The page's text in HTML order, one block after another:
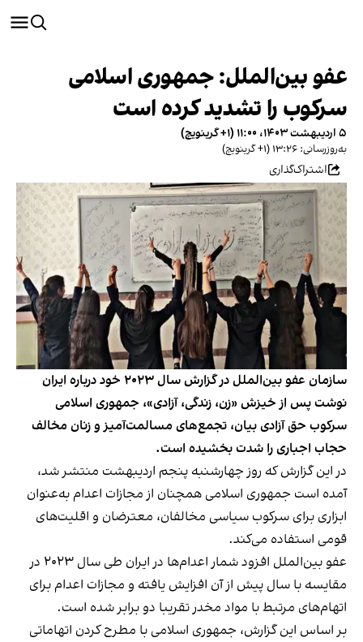
عفو بین‌الملل: جمهوری اسلامی
سرکوب را تشدید کرده است
۵ اردیبهشت ۱۴۰۳، ۱۱:۰۰ (‎+۱ گرینویچ)
به‌روزرسانی: ۱۳:۲۶ (‎+۱ گرینویچ)
اشتراک‌گذاری
سازمان عفو بین‌الملل در گزارش سال ۲۰۲۳ خود درباره ایران
نوشت پس از خیزش «زن، زندگی، آزادی»، جمهوری اسلامی
سرکوب حق آزادی بیان، تجمع‌های مسالمت‌آمیز و زنان مخالف
حجاب اجباری را شدت بخشیده است.
در اینگزارشکه روز چهارشنبه پنجم اردیبهشت منتشر شد،
آمده است جمهوری اسلامی همچنان از مجازات اعدام به‌عنوان
ابزاری برای سرکوب سیاسی مخالفان، معترضان و اقلیت‌های
قومی استفاده می‌کند.
عفو بین‌الملل افزود شمار اعدام‌ها در ایران طی سال ۲۰۲۳ در
مقایسه با سال پیش از آن افزایش یافته‌‌ و مجازات اعدام برای
اتهام‌های مرتبط با مواد مخدر تقریبا دو برابر شده است.
بر اساس این گزارش، جمهوری اسلامی با مطرح کردن اتهاماتی